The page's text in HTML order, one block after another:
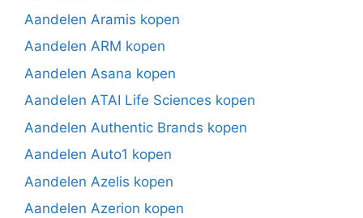
Aandelen Aramis kopen
Aandelen ARM kopen
Aandelen Asana kopen
Aandelen ATAI Life Sciences kopen
Aandelen Authentic Brands kopen
Aandelen Auto1 kopen
Aandelen Azelis kopen
Aandelen Azerion kopen